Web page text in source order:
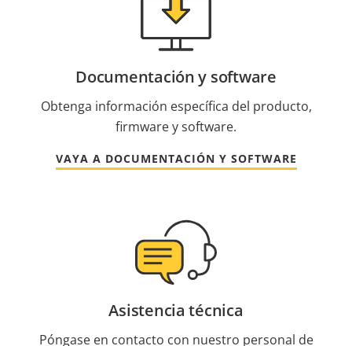
Documentación y software
Obtenga información específica del producto,
firmware y software.
VAYA A DOCUMENTACIÓN Y SOFTWARE
Asistencia técnica
Póngase en contacto con nuestro personal de